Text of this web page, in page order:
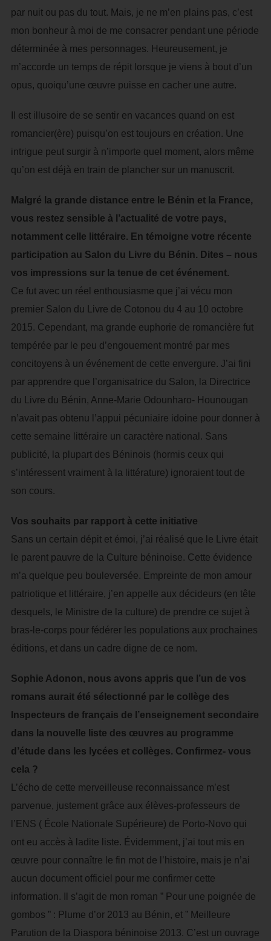
par nuit ou pas du tout. Mais, je ne m’en plains pas, c’est
mon bonheur à moi de me consacrer pendant une période
déterminée à mes personnages. Heureusement, je
m’accorde un temps de répit lorsque je viens à bout d’un
opus, quoiqu’une œuvre puisse en cacher une autre.
Il est illusoire de se sentir en vacances quand on est
romancier(ère) puisqu’on est toujours en création. Une
intrigue peut surgir à n’importe quel moment, alors même
qu’on est déjà en train de plancher sur un manuscrit.
Malgré la grande distance entre le Bénin et la France,
vous restez sensible à l’actualité de votre pays,
notamment celle littéraire. En témoigne votre récente
participation au Salon du Livre du Bénin. Dites – nous
vos impressions sur la tenue de cet événement.
Ce fut avec un réel enthousiasme que j’ai vécu mon
premier Salon du Livre de Cotonou du 4 au 10 octobre
2015. Cependant, ma grande euphorie de romancière fut
tempérée par le peu d’engouement montré par mes
concitoyens à un événement de cette envergure. J’ai fini
par apprendre que l’organisatrice du Salon, la Directrice
du Livre du Bénin, Anne-Marie Odounharo- Hounougan
n’avait pas obtenu l’appui pécuniaire idoine pour donner à
cette semaine littéraire un caractère national. Sans
publicité, la plupart des Béninois (hormis ceux qui
s’intéressent vraiment à la littérature) ignoraient tout de
son cours.
Vos souhaits par rapport à cette initiative
Sans un certain dépit et émoi, j’ai réalisé que le Livre était
le parent pauvre de la Culture béninoise. Cette évidence
m’a quelque peu bouleversée. Empreinte de mon amour
patriotique et littéraire, j’en appelle aux décideurs (en tête
desquels, le Ministre de la culture) de prendre ce sujet à
bras-le-corps pour fédérer les populations aux prochaines
éditions, et dans un cadre digne de ce nom.
Sophie Adonon, nous avons appris que l’un de vos
romans aurait été sélectionné par le collège des
Inspecteurs de français de l’enseignement secondaire
dans la nouvelle liste des œuvres au programme
d’étude dans les lycées et collèges. Confirmez- vous
cela ?
L’écho de cette merveilleuse reconnaissance m’est
parvenue, justement grâce aux élèves-professeurs de
l’ENS ( École Nationale Supérieure) de Porto-Novo qui
ont eu accès à ladite liste. Évidemment, j’ai tout mis en
œuvre pour connaître le fin mot de l’histoire, mais je n’ai
aucun document officiel pour me confirmer cette
information. Il s’agit de mon roman ” Pour une poignée de
gombos ” : Plume d’or 2013 au Bénin, et ” Meilleure
Parution de la Diaspora béninoise 2013. C’est un ouvrage